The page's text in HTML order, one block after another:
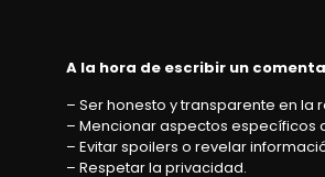
A la hora de escribir un
– Ser honesto y transparente en la
– Mencionar aspectos específicos
– Evitar spoilers o revelar
– Respetar la privacidad.